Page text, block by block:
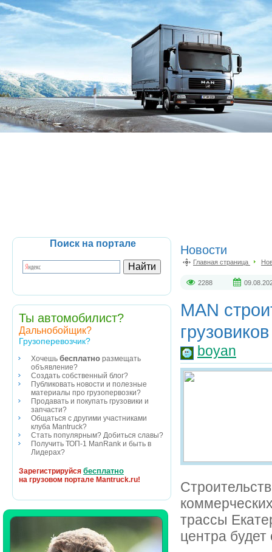
Поиск на портале
Ты автомобилист?
Дальнобойщик?
Грузоперевозчик?
Хочешь бесплатно размещать
объявление?
Создать собственный блог?
Публиковать новости и полезные
материалы про грузопервозки?
Продавать и покупать грузовики и
запчасти?
Общаться с другими участниками
клуба Mantruck?
Стать популярным? Добиться славы?
Получить ТОП-1 ManRank и быть в
Лидерах?
Зарегистрируйся бесплатно
на грузовом портале Mantruck.ru!
Новости
Главная страница
2288
MAN
грузовиков
boyan
трассы
центра будет